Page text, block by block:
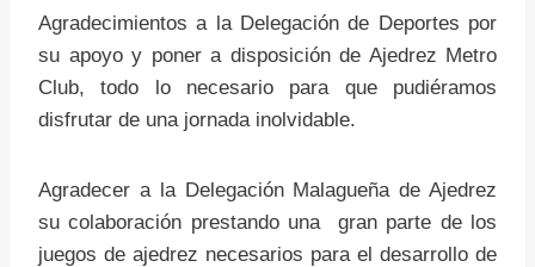
Agradecimientos a la Delegación de Deportes por
su apoyo y poner a disposición de Ajedrez Metro
Club, todo lo necesario para que pudiéramos
disfrutar de una jornada inolvidable.
Agradecer a la Delegación Malagueña de Ajedrez
su colaboración prestando una gran parte de los
juegos de ajedrez necesarios para el desarrollo de